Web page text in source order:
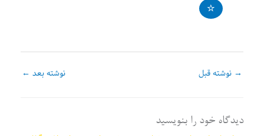
→ نوشته قبل نوشته بعد ←
دیدگاه‌ خود را بنویسید